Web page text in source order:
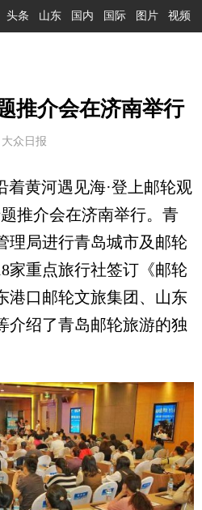
头条 山东 国内 国际 图片 视频
推介会在济南举行
众日报
黄河遇见海·登上邮轮观
推介会在济南举行。青
理局进行青岛城市及邮轮
家重点旅行社签订《邮轮
港口邮轮文旅集团、山东
介绍了青岛邮轮旅游的独